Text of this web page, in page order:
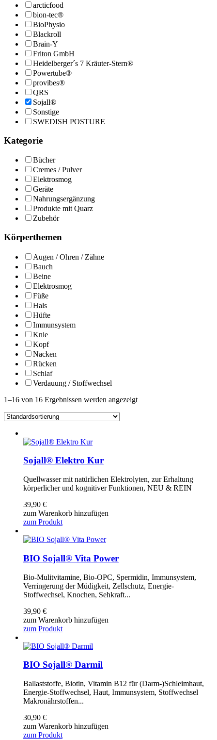
arcticfood
bion-tec®
BioPhysio
Blackroll
Brain-Y
Friton GmbH
Heidelberger´s 7 Kräuter-Stern®
Powertube®
provibes®
QRS
Sojall®
Sonstige
SWEDISH POSTURE
Kategorie
Bücher
Cremes / Pulver
Elektrosmog
Geräte
Nahrungsergänzung
Produkte mit Quarz
Zubehör
Körperthemen
Augen / Ohren / Zähne
Bauch
Beine
Elektrosmog
Füße
Hals
Hüfte
Immunsystem
Knie
Kopf
Nacken
Rücken
Schlaf
Verdauung / Stoffwechsel
1–16 von 16 Ergebnissen werden angezeigt
Sojall® Elektro Kur
Quellwasser mit natürlichen Elektrolyten, zur Erhaltung
körperlicher und kognitiver Funktionen, NEU & REIN
39,90 €
zum Warenkorb hinzufügen
zum Produkt
BIO Sojall® Vita Power
Bio-Mulitvitamine, Bio-OPC, Spermidin, Immunsystem,
Verringerung der Müdigkeit, Zellschutz, Energie-
Stoffwechsel, Knochen, Sehkraft...
39,90 €
zum Warenkorb hinzufügen
zum Produkt
BIO Sojall® Darmil
Ballaststoffe, Biotin, Vitamin B12 für (Darm-)Schleimhaut,
Energie-Stoffwechsel, Haut, Immunsystem, Stoffwechsel
Makronährstoffen...
30,90 €
zum Warenkorb hinzufügen
zum Produkt